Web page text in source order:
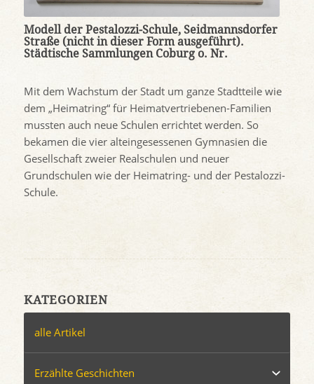
Modell der Pestalozzi-Schule, Seidmannsdorfer
Straße (nicht in dieser Form ausgeführt).
Städtische Sammlungen Coburg o. Nr.
Mit dem Wachstum der Stadt um ganze Stadtteile wie
dem „Heimatring“ für Heimatvertriebenen-Familien
mussten auch neue Schulen errichtet werden. So
bekamen die vier alteingesessenen Gymnasien die
Gesellschaft zweier Realschulen und neuer
Grundschulen wie der Heimatring- und der Pestalozzi-
Schule.
KATEGORIEN
alle Artikel
Erzählte Geschichten